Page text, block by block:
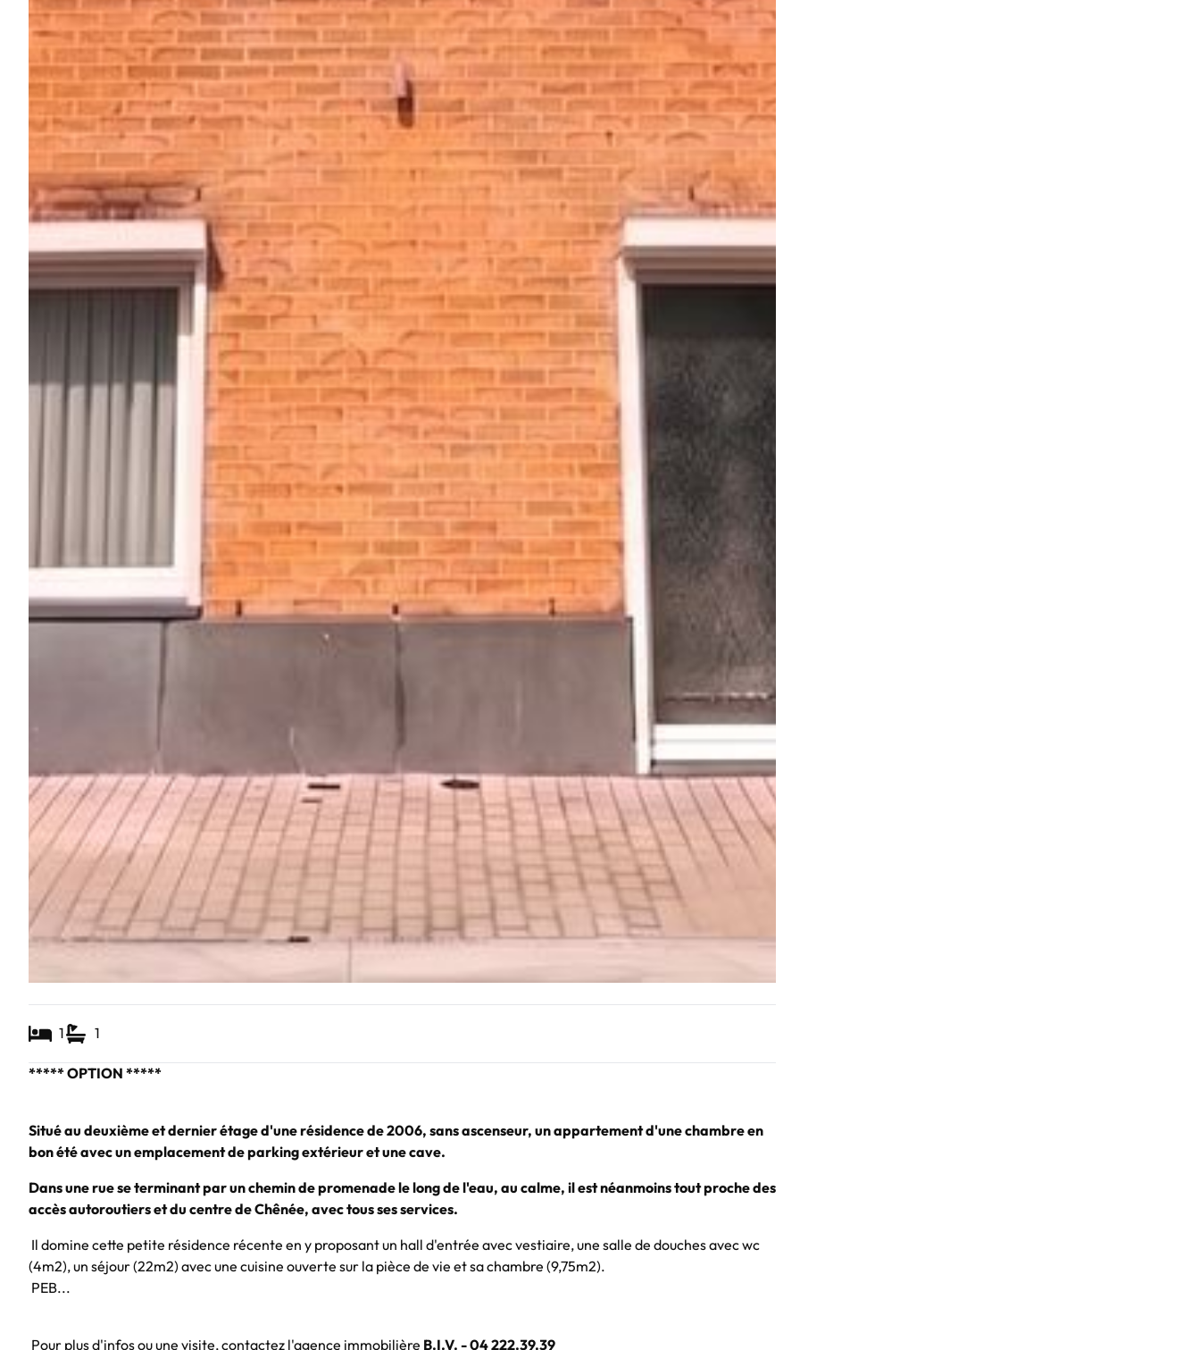
1 1
***** OPTION *****
Situé au deuxième et dernier étage d'une résidence de 2006, sans ascenseur, un appartement d'une chambre en
bon été avec un emplacement de parking extérieur et une cave.
Dans une rue se terminant par un chemin de promenade le long de l'eau, au calme, il est néanmoins tout proche des
accès autoroutiers et du centre de Chênée, avec tous ses services.
Il domine cette petite résidence récente en y proposant un hall d'entrée avec vestiaire, une salle de douches avec wc
(4m2), un séjour (22m2) avec une cuisine ouverte sur la pièce de vie et sa chambre (9,75m2).
PEB...
Pour plus d'infos ou une visite, contactez l'agence immobilière B.I.V. - 04 222.39.39